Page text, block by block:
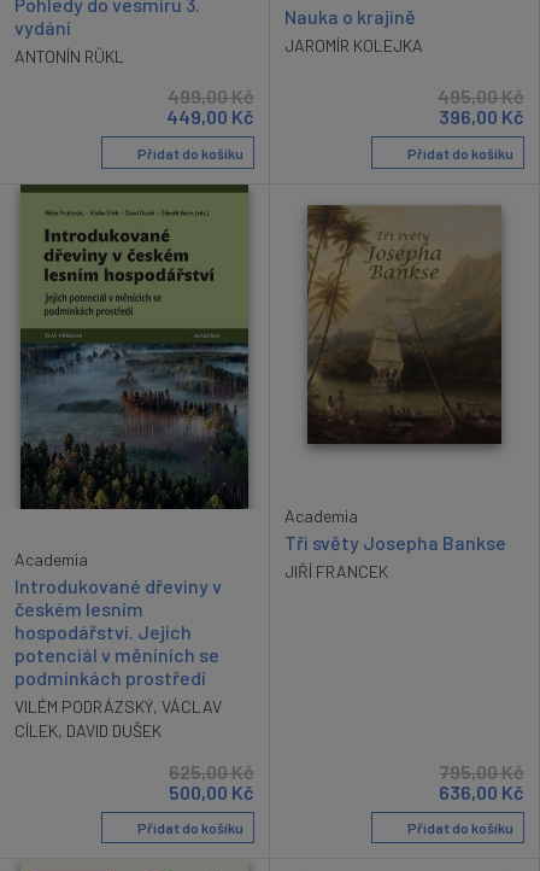
vydání
ANTONÍN RÜKL
499,00Kč
449,00 Kč
Přidat do košíku
Nauka o krajině
JAROMÍR KOLEJKA
495,00Kč
396,00 Kč
Přidat do košíku
Academia
Introdukované dřeviny v
českém lesním
hospodářství. Jejich
potenciál v měníních se
podmínkách prostředí
VILÉM PODRÁZSKÝ, VÁCLAV
CÍLEK, DAVID DUŠEK
625,00Kč
500,00 Kč
Přidat do košíku
Academia
Tři světy Josepha Bankse
JIŘÍ FRANCEK
795,00Kč
636,00 Kč
Přidat do košíku